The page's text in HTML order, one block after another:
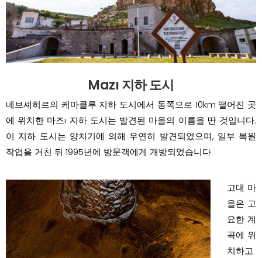
Mazı 지하 도시
네브셰히르의 케마클루 지하 도시에서 동쪽으로 10km 떨어진 곳
에 위치한 마즈ı 지하 도시는 발견된 마을의 이름을 딴 것입니다.
이 지하 도시는 양치기에 의해 우연히 발견되었으며, 일부 복원
작업을 거친 뒤 1995년에 방문객에게 개방되었습니다.
고대 마
을은 고
요한 계
곡에 위
치하고